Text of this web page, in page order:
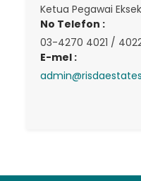
Ketua Pegawai
No Telefon :
03-4270 4021 /
E-mel :